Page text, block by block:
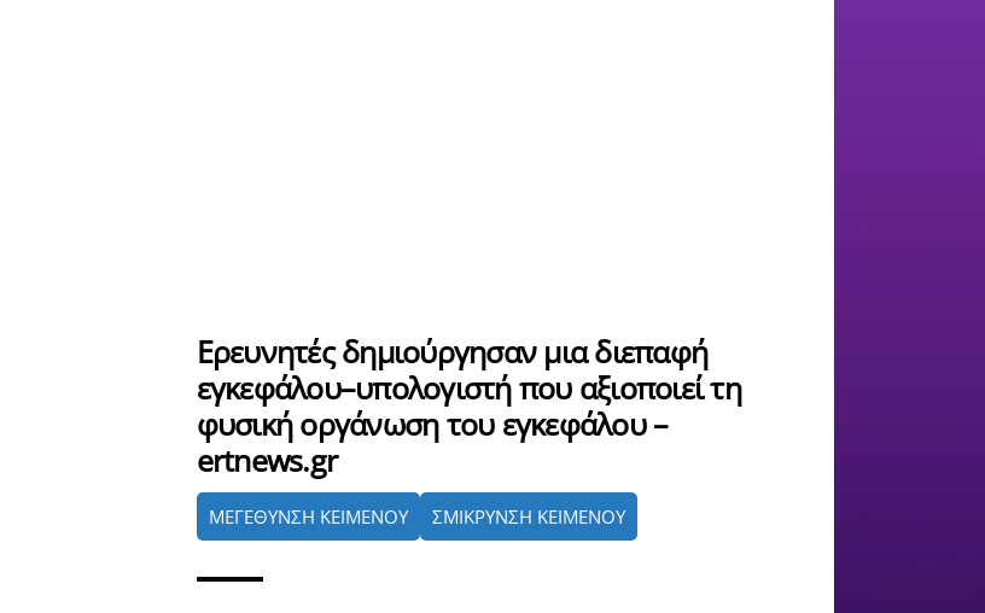
Ερευνητές δημιούργησαν μια διεπαφή
εγκεφάλου–υπολογιστή που αξιοποιεί τη
φυσική οργάνωση του εγκεφάλου –
ertnews.gr
ΜΕΓΕΘΥΝΣΗ ΚΕΙΜΕΝΟΥ ΣΜΙΚΡΥΝΣΗ ΚΕΙΜΕΝΟΥ